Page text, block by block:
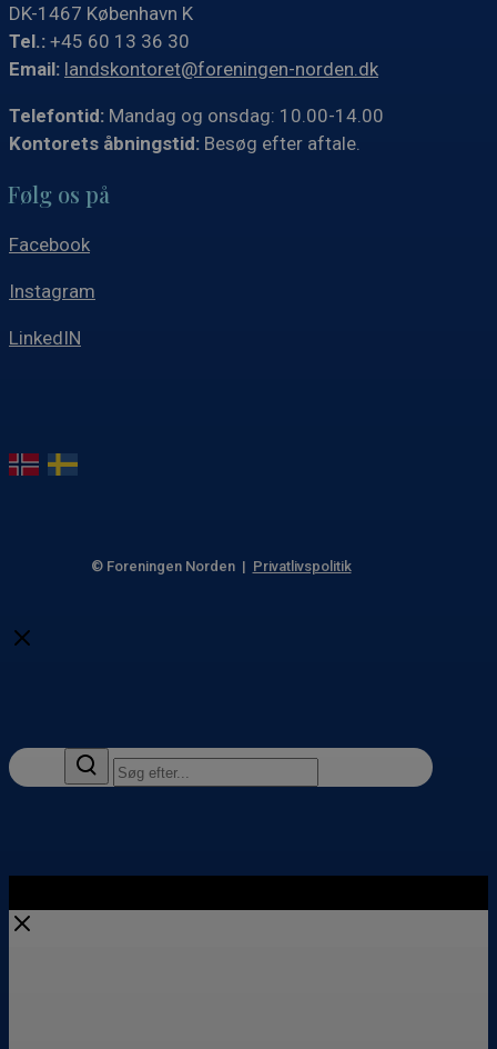
DK-1467 København K
Tel.: +45 60 13 36 30
Email: landskontoret@foreningen-norden.dk
Telefontid: Mandag og onsdag: 10.00-14.00
Kontorets åbningstid: Besøg efter aftale.
Følg os på
Facebook
Instagram
LinkedIN
© Foreningen Norden | Privatlivspolitik
Close
Close